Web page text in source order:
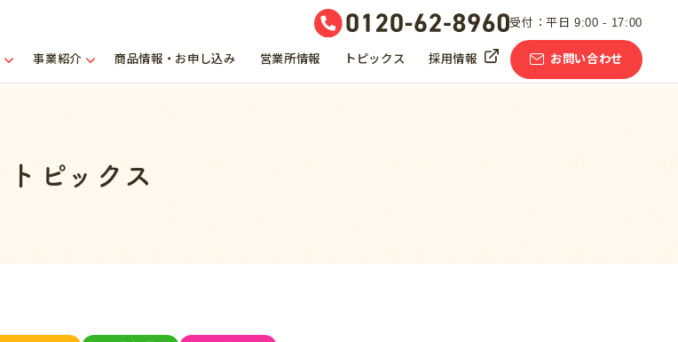
受付：平日 9:00 - 17:00
事業紹介 商品情報・お申し込み 営業所情報 トピックス 採用情報 お問い合わせ
トピックス